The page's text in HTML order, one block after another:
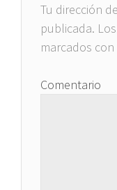
Tu dirección
publicada.
marcados con
Comentario